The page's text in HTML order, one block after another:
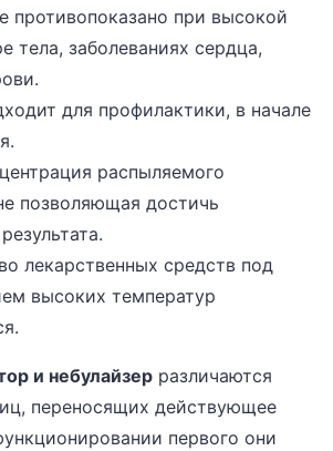
противопоказано при высокой
тела, заболеваниях сердца,
для профилактики, в начале
распыляемого
позволяющая достичь
лекарственных средств под
высоких температур
и небулайзер различаются
переносящих действующее
первого они